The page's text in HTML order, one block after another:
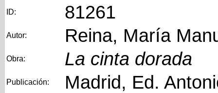
ID: 81261
Autor: Reina, María
Obra: La cinta dorada
Publicación: Madrid, Ed.